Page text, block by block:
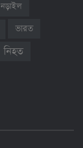
নড়াইল
ভারত
নিহত